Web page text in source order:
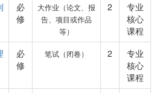
必
修
大作业（论文、报
告、项目或作品
等）
2
专业
核心
课程
必
修
笔试（闭卷） 2
专业
核心
课程